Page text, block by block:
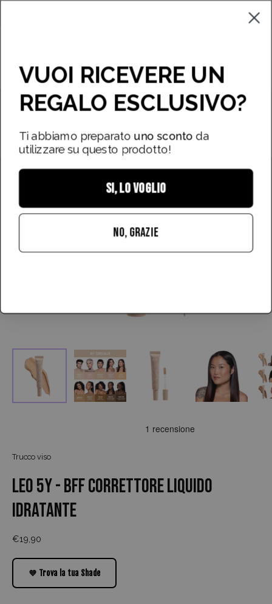
Apri
barra
di
ricerca
Stores
Apri
lightbox
Trucco viso
LEO 5Y - BFF correttore liquido
idratante
€19,90
💜 Trova la tua Shade
VUOI RICEVERE UN
REGALO ESCLUSIVO?
Ti abbiamo preparato uno scontoda
utilizzare su questo prodotto!
SI, LO VOGLIO
NO, GRAZIE